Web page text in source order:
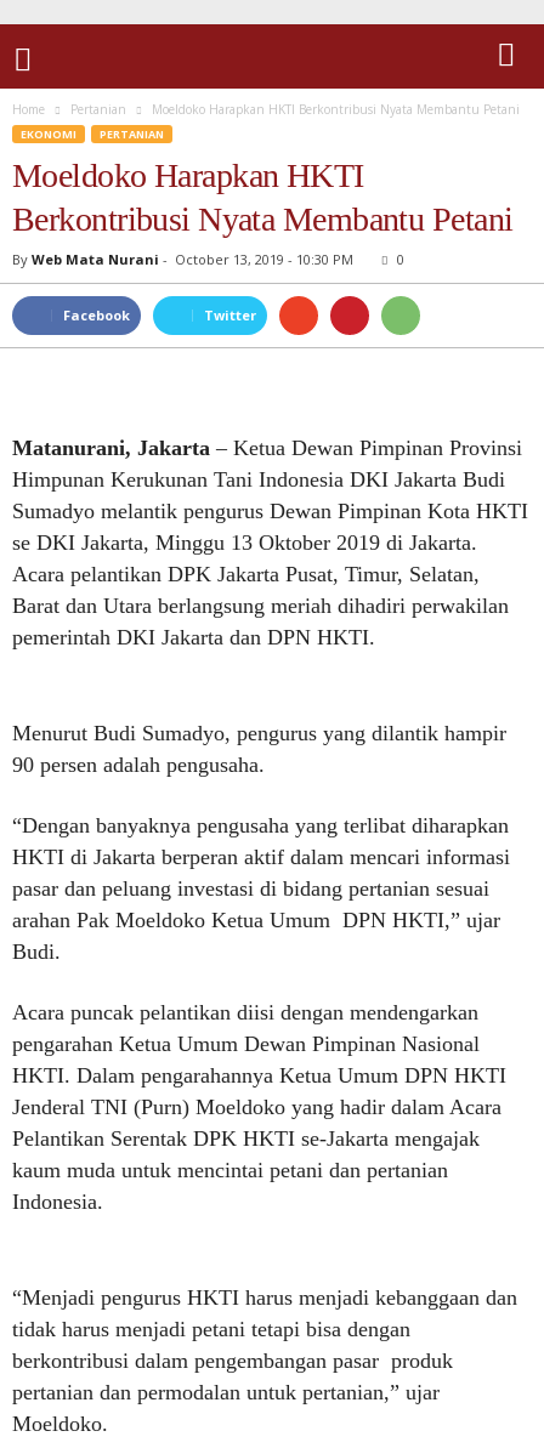
Home Pertanian Moeldoko Harapkan HKTI Berkontribusi Nyata Membantu Petani
EKONOMI PERTANIAN
Moeldoko Harapkan HKTI
Berkontribusi Nyata Membantu Petani
By Web Mata Nurani - October 13, 2019 - 10:30 PM 0
Facebook Twitter
Matanurani, Jakarta – Ketua Dewan Pimpinan Provinsi
Himpunan Kerukunan Tani Indonesia DKI Jakarta Budi
Sumadyo melantik pengurus Dewan Pimpinan Kota HKTI
se DKI Jakarta, Minggu 13 Oktober 2019 di Jakarta.
Acara pelantikan DPK Jakarta Pusat, Timur, Selatan,
Barat dan Utara berlangsung meriah dihadiri perwakilan
pemerintah DKI Jakarta dan DPN HKTI.
Menurut Budi Sumadyo, pengurus yang dilantik hampir
90 persen adalah pengusaha.
“Dengan banyaknya pengusaha yang terlibat diharapkan
HKTI di Jakarta berperan aktif dalam mencari informasi
pasar dan peluang investasi di bidang pertanian sesuai
arahan Pak Moeldoko Ketua Umum DPN HKTI,” ujar
Budi.
Acara puncak pelantikan diisi dengan mendengarkan
pengarahan Ketua Umum Dewan Pimpinan Nasional
HKTI. Dalam pengarahannya Ketua Umum DPN HKTI
Jenderal TNI (Purn) Moeldoko yang hadir dalam Acara
Pelantikan Serentak DPK HKTI se-Jakarta mengajak
kaum muda untuk mencintai petani dan pertanian
Indonesia.
“Menjadi pengurus HKTI harus menjadi kebanggaan dan
tidak harus menjadi petani tetapi bisa dengan
berkontribusi dalam pengembangan pasar produk
pertanian dan permodalan untuk pertanian,” ujar
Moeldoko.